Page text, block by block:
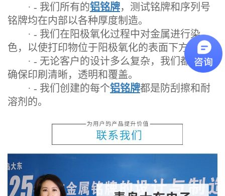
· - 我们所有的铝铭牌，测试铭牌和序列号
铭牌均在内部以各种厚度制造。
· - 我们在阳极氧化过程中对金属进行染
色，以使打印物位于阳极氧化的表面下方。
· - 无论客户的设计多么复杂，我们都可以
确保印刷清晰，透明和覆盖。
· - 我们创建的每个铝铭牌都是防刮擦和耐
溶剂的。